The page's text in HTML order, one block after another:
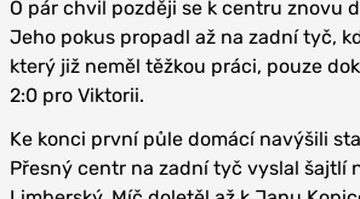
O pár chvil později se k centru znovu
Jeho pokus propadl až na zadní tyč,
který již neměl těžkou práci, pouze
2:0 pro Viktorii.
Ke konci první půle domácí navýšili
Přesný centr na zadní tyč vyslal šajtlí